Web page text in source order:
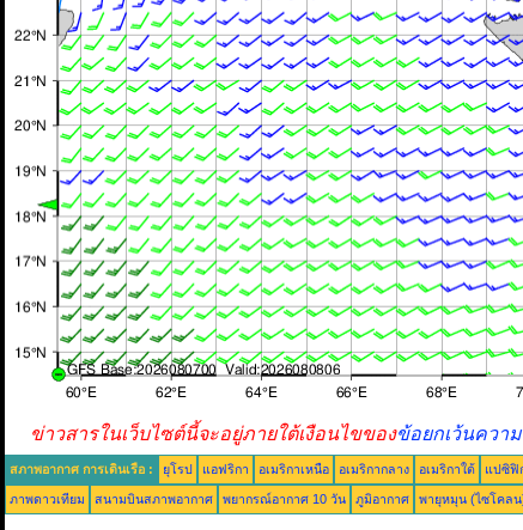
ข่าวสารในเว็บไซต์นี้จะอยู่ภายใต้เงือนไขของข้อยกเว้นควา
สภาพอากาศ การเดินเรือ : ยุโรป แอฟริกา อเมริกาเหนือ อเมริกากลาง อเมริกาใต้ แปซิฟิ
ภาพดาวเทียม สนามบินสภาพอากาศ พยากรณ์อากาศ 10 วัน ภูมิอากาศ พายุหมุน (ไซโคลน